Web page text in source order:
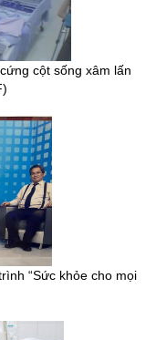
cột sống xâm lấn
“Sức khỏe cho mọi